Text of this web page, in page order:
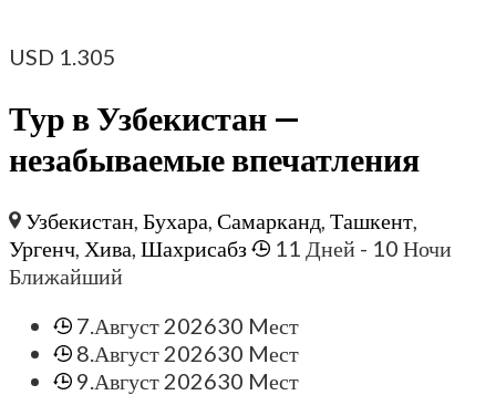
USD 1.305
Тур в Узбекистан —
незабываемые впечатления
Узбекистан,Бухара,Самарканд,Ташкент,
Ургенч, Хива, Шахрисабз 11 Дней - 10 Ночи
Ближайший
7.Август 202630 Mест
8.Август 202630 Mест
9.Август 202630 Mест